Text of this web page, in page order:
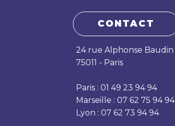
CONTACT
24 rue Alphonse Baudin
75011 - Paris
Paris : 01 49 23 94 94
Marseille : 07 62 75 94 94
Lyon : 07 62 73 94 94